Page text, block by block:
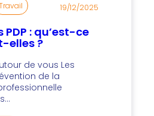
19/12/2025
PDP : qu’est-ce
elles ?
de vous Les
de la